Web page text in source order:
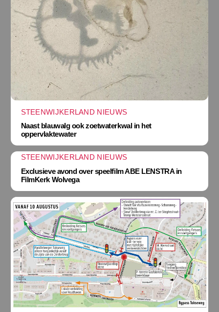
STEENWIJKERLAND NIEUWS
Naast blauwalg ook zoetwaterkwal in het
oppervlaktewater
STEENWIJKERLAND NIEUWS
Exclusieve avond over speelfilm ABE LENSTRA in
FilmKerk Wolvega